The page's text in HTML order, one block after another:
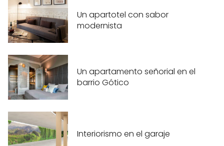
Un apartotel con sabor
modernista
Un apartamento señorial en el
barrio Gótico
Interiorismo en el garaje